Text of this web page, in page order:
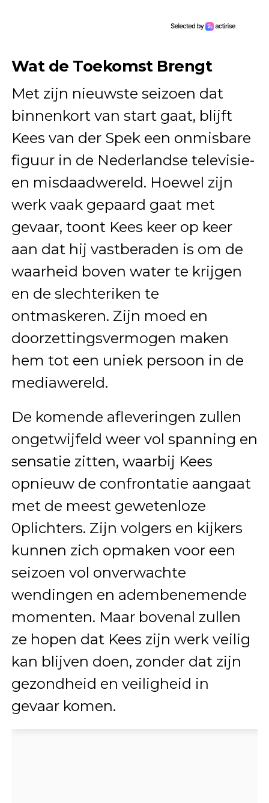
Wat de Toekomst Brengt
Met zijn nieuwste seizoen dat
binnenkort van start gaat, blijft
Kees van der Spek een onmisbare
figuur in de Nederlandse televisie-
en misdaadwereld. Hoewel zijn
werk vaak gepaard gaat met
gevaar, toont Kees keer op keer
aan dat hij vastberaden is om de
waarheid boven water te krijgen
en de slechteriken te
ontmaskeren. Zijn moed en
doorzettingsvermogen maken
hem tot een uniek persoon in de
mediawereld.
De komende afleveringen zullen
ongetwijfeld weer vol spanning en
sensatie zitten, waarbij Kees
opnieuw de confrontatie aangaat
met de meest gewetenloze
0plichters. Zijn volgers en kijkers
kunnen zich opmaken voor een
seizoen vol onverwachte
wendingen en adembenemende
momenten. Maar bovenal zullen
ze hopen dat Kees zijn werk veilig
kan blijven doen, zonder dat zijn
gezondheid en veiligheid in
gevaar komen.